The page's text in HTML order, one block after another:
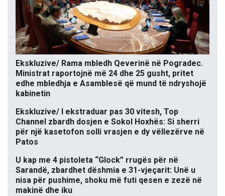
Ekskluzive/ Rama mbledh Qeverinë në Pogradec.
Ministrat raportojnë më 24 dhe 25 gusht, pritet
edhe mbledhja e Asamblesë që mund të ndryshojë
kabinetin
Ekskluzive/ I ekstraduar pas 30 vitesh, Top
Channel zbardh dosjen e Sokol Hoxhës: Si sherri
për një kasetofon solli vrasjen e dy vëllezërve në
Patos
U kap me 4 pistoleta “Glock” rrugës për në
Sarandë, zbardhet dëshmia e 31-vjeçarit: Unë u
nisa për pushime, shoku më futi qesen e zezë në
makinë dhe iku